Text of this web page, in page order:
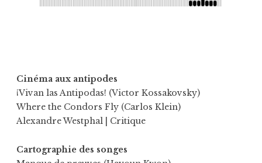
Cinéma aux antipodes
¡Vivan las Antipodas! (Victor Kossakovsky)
Where the Condors Fly (Carlos Klein)
Alexandre Westphal | Critique
Cartographie des songes